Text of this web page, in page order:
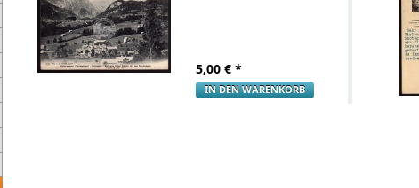
5,00 € *
IN DEN WARENKORB